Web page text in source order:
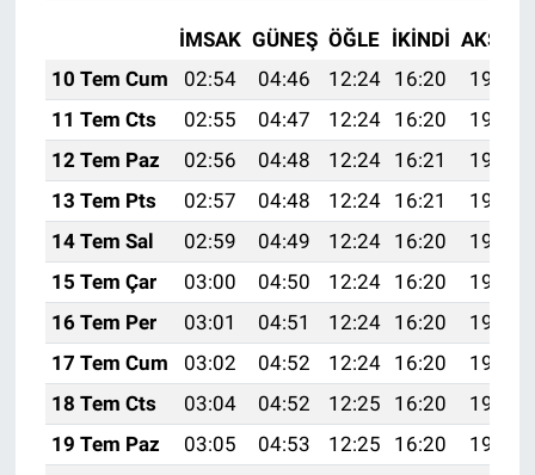
İMSAK GÜNEŞ ÖĞLE İKINDI AKŞAM
10 Tem Cum
02:54 04:46 12:24 16:20
19:51
11 Tem Cts
02:55 04:47 12:24 16:20
19:51
12 Tem Paz
02:56 04:48 12:24 16:21
19:50
13 Tem Pts
02:57 04:48 12:24 16:21
19:50
14 Tem Sal
02:59 04:49 12:24 16:20
19:49
15 Tem Çar
03:00 04:50 12:24 16:20
19:49
16 Tem Per
03:01 04:51 12:24 16:20
19:48
17 Tem Cum
03:02 04:52 12:24 16:20
19:47
18 Tem Cts
03:04 04:52 12:25 16:20
19:47
19 Tem Paz
03:05 04:53 12:25 16:20
19:46